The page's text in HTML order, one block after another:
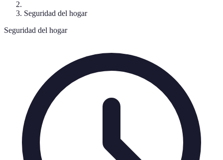
Seguridad del hogar
Seguridad del hogar